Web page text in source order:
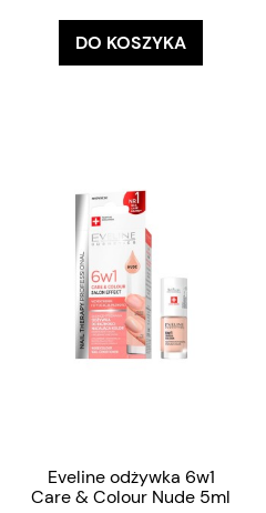
DO KOSZYKA
Eveline odżywka 6w1
Care & Colour Nude 5ml